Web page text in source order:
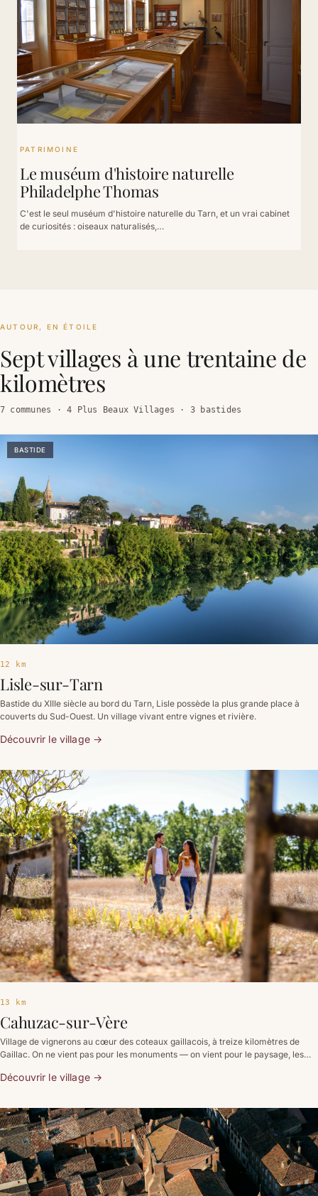
PATRIMOINE
Le muséum d'histoire naturelle
Philadelphe Thomas
C'est le seul muséum d'histoire naturelle du Tarn, et un vrai cabinet
de curiosités : oiseaux naturalisés,…
AUTOUR, EN ÉTOILE
Sept villages à une trentaine de
kilomètres
7 communes · 4 Plus Beaux Villages · 3 bastides
BASTIDE
12 km
Lisle-sur-Tarn
Bastide du XIIIe siècle au bord du Tarn, Lisle possède la plus grande place à
couverts du Sud-Ouest. Un village vivant entre vignes et rivière.
Découvrir le village →
13 km
Cahuzac-sur-Vère
Village de vignerons au cœur des coteaux gaillacois, à treize kilomètres de
Gaillac. On ne vient pas pour les monuments — on vient pour le paysage, les
Découvrir le village →